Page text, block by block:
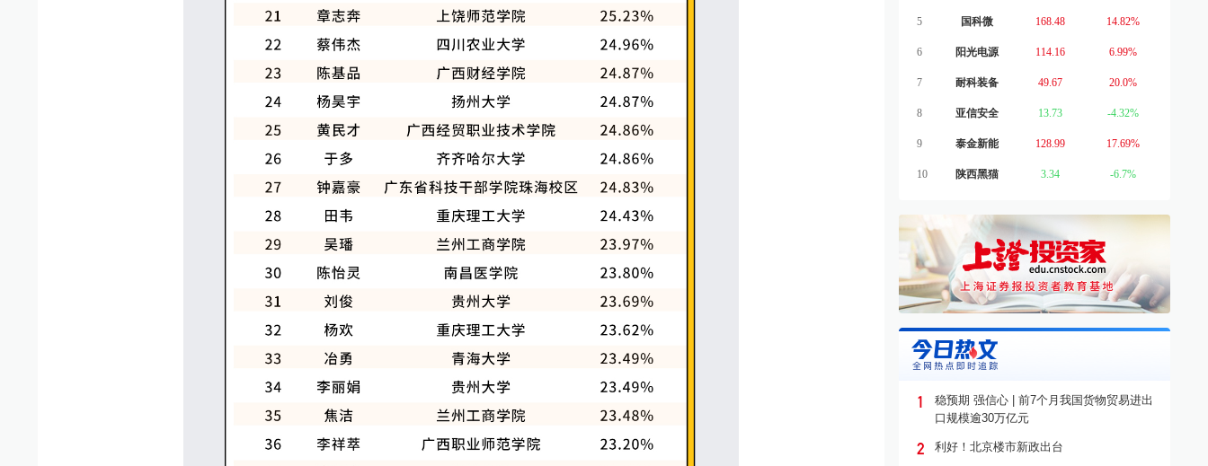
5 国科微 168.48 14.82%
6 阳光电源 114.16 6.99%
7 耐科装备 49.67 20.0%
8 亚信安全 13.73 -4.32%
9 泰金新能 128.99 17.69%
10 陕西黑猫 3.34 -6.7%
1
稳预期 强信心 | 前7个月我国货物贸易进出
口规模逾30万亿元
2 利好！北京楼市新政出台